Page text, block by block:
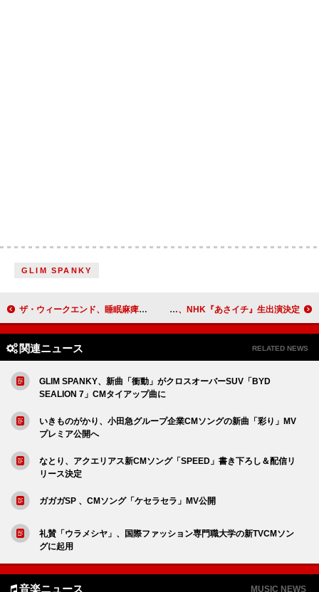
GLIM SPANKY
ザ・ウィークエンド、睡眠麻痺の経験から映画『ハリー・アップ・トゥモロウ』の着想を得たことを明かす かりゆし58、NHK『あさイチ』生出演決定
関連ニュース RELATED NEWS
GLIM SPANKY、新曲「衝動」がクロスオーバーSUV「BYD
SEALION 7」CMタイアップ曲に
いきものがかり、小田急グループ企業CMソングの新曲「彩り」MV
プレミア公開へ
なとり、アクエリアス新CMソング「SPEED」書き下ろし＆配信リ
リース決定
ガガガSP 、CMソング「ケセラセラ」MV公開
礼賛「ウラメシヤ」、国際ファッション専門職大学の新TVCMソン
グに起用
音楽ニュース MUSIC NEWS